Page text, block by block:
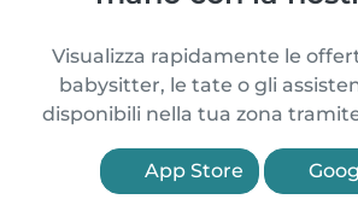
Visualizza rapidamente le
babysitter, le tate o gli
disponibili nella tua zona
App Store